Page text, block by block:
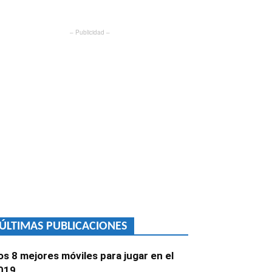
– Publicidad –
PUBLICACIONES
8 mejores móviles para jugar en el